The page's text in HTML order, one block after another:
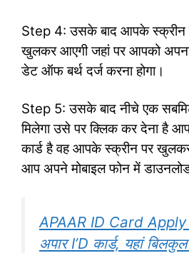
Step 4: उसके बाद आपके स्क्रीन
खुलकर आएगी जहां पर आपको
डेट ऑफ बर्थ दर्ज करना होगा।
Step 5: उसके बाद नीचे एक
मिलेगा उसे पर क्लिक कर देना है
कार्ड है वह आपके स्क्रीन पर
आप अपने मोबाइल फोन में
APAAR ID Card
अपार I’D कार्ड, यहां